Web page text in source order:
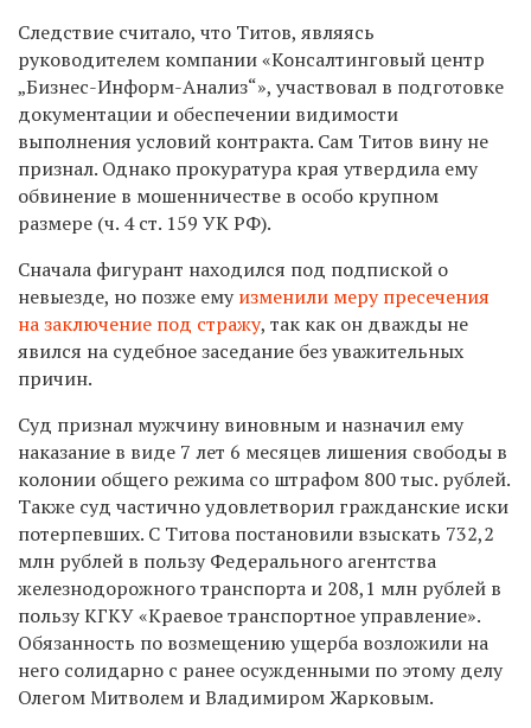
Следствие считало, что Титов, являясь
руководителем компании «Консалтинговый центр
„Бизнес-Информ-Анализ“», участвовал в подготовке
документации и обеспечении видимости
выполнения условий контракта. Сам Титов вину не
признал. Однако прокуратура края утвердила ему
обвинение в мошенничестве в особо крупном
размере (ч. 4 ст. 159 УК РФ).
Сначала фигурант находился под подпиской о
невыезде, но позже емуизменили меру пресечения
на заключение под стражу, так как он дважды не
явился на судебное заседание без уважительных
причин.
Суд признал мужчину виновным и назначил ему
наказание в виде 7 лет 6 месяцев лишения свободы в
колонии общего режима со штрафом 800 тыс. рублей.
Также суд частично удовлетворил гражданские иски
потерпевших. С Титова постановили взыскать 732,2
млн рублей в пользу Федерального агентства
железнодорожного транспорта и 208,1 млн рублей в
пользу КГКУ «Краевое транспортное управление».
Обязанность по возмещению ущерба возложили на
него солидарно с ранее осужденными по этому делу
Олегом Митволем и Владимиром Жарковым.